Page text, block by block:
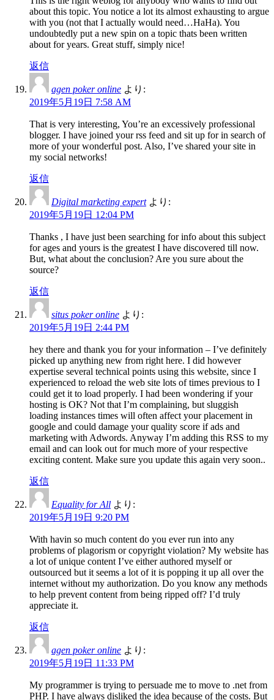
about this topic. You notice a lot its almost exhausting to argue
with you (not that I actually would need…HaHa). You
undoubtedly put a new spin on a topic thats been written
about for years. Great stuff, simply nice!
返信
agen poker online より:
2019年5月19日 7:58 AM
That is very interesting, You’re an excessively professional
blogger. I have joined your rss feed and sit up for in search of
more of your wonderful post. Also, I’ve shared your site in
my social networks!
返信
Digital marketing expert より:
2019年5月19日 12:04 PM
Thanks , I have just been searching for info about this subject
for ages and yours is the greatest I have discovered till now.
But, what about the conclusion? Are you sure about the
source?
返信
situs poker online より:
2019年5月19日 2:44 PM
hey there and thank you for your information – I’ve definitely
picked up anything new from right here. I did however
expertise several technical points using this website, since I
experienced to reload the web site lots of times previous to I
could get it to load properly. I had been wondering if your
hosting is OK? Not that I’m complaining, but sluggish
loading instances times will often affect your placement in
google and could damage your quality score if ads and
marketing with Adwords. Anyway I’m adding this RSS to my
email and can look out for much more of your respective
exciting content. Make sure you update this again very soon..
返信
Equality for All より:
2019年5月19日 9:20 PM
With havin so much content do you ever run into any
problems of plagorism or copyright violation? My website has
a lot of unique content I’ve either authored myself or
outsourced but it seems a lot of it is popping it up all over the
internet without my authorization. Do you know any methods
to help prevent content from being ripped off? I’d truly
appreciate it.
返信
agen poker online より:
2019年5月19日 11:33 PM
My programmer is trying to persuade me to move to .net from
PHP. I have always disliked the idea because of the costs. But